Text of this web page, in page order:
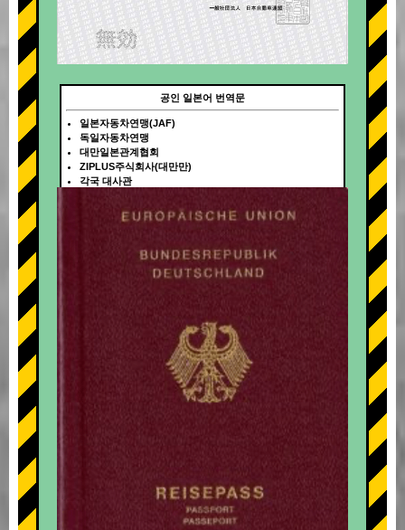
+
공인 일본어 번역문
일본자동차연맹(JAF)
독일자동차연맹
대만일본관계협회
ZIPLUS주식회사(대만만)
각국 대사관